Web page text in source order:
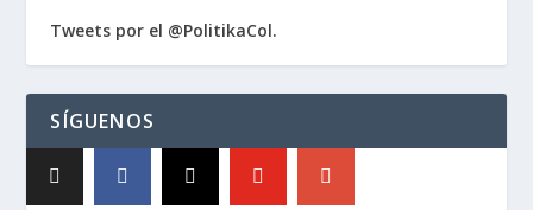
Tweets por el @PolitikaCol.
SÍGUENOS